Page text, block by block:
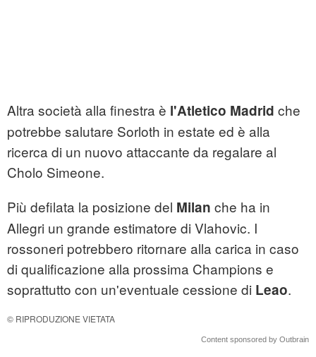
Altra società alla finestra è l'Atletico Madrid che
potrebbe salutare Sorloth in estate ed è alla
ricerca di un nuovo attaccante da regalare al
Cholo Simeone.
Più defilata la posizione del Milan che ha in
Allegri un grande estimatore di Vlahovic. I
rossoneri potrebbero ritornare alla carica in caso
di qualificazione alla prossima Champions e
soprattutto con un'eventuale cessione di Leao.
© RIPRODUZIONE VIETATA
Content sponsored by Outbrain